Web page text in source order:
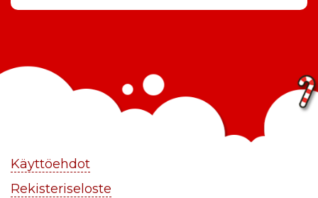
Käyttöehdot
Rekisteriseloste